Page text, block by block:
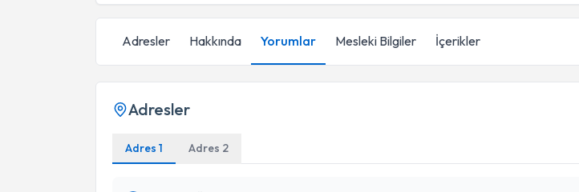
Adresler Hakkında Yorumlar Mesleki Bilgiler İçerikler
Adresler
Adres 1 Adres 2